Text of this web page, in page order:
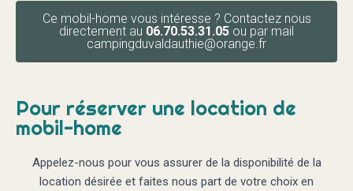
Ce mobil-home vous intéresse ? Contactez nous
directement au 06.70.53.31.05 ou par mail
campingduvaldauthie@orange.fr
Pour réserver une location de
mobil-home
Appelez-nous pour vous assurer de la disponibilité de la
location désirée et faites nous part de votre choix en